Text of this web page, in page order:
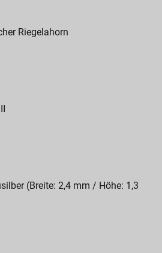
Riegelahorn
(Breite: 2,4 mm / Höhe: 1,3